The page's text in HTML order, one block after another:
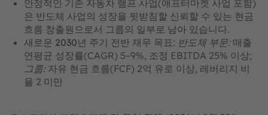
안정적인 기존 자동차 램프 사업(애프터마켓 사업 포함)
은 반도체 사업의 성장을 뒷받침할 신뢰할 수 있는 현금
흐름 창출원으로서 그룹의 일부로 남아 있습니다.
새로운 2030년 주기 전반 재무 목표: 반도체 부문:매출
연평균 성장률(CAGR) 5~9%, 조정 EBITDA 25% 이상;
그룹:자유 현금 흐름(FCF) 2억 유로 이상, 레버리지 비
율 2 미만